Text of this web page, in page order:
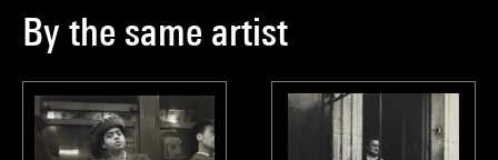
By the same artist